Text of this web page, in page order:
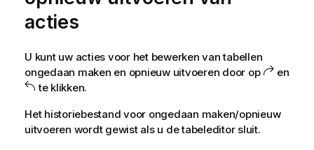
i
acties
U kunt uw acties voor het bewerken van tabellen
ongedaan maken en opnieuw uitvoeren door op
en
te klikken.
Het historiebestand voor ongedaan maken/opnieuw
uitvoeren wordt gewist als u de tabeleditor sluit.